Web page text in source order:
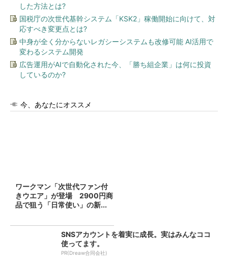
した方法とは?
国税庁の次世代基幹システム「KSK2」稼働開始に向けて、対
応すべき変更点とは?
中身が全く分からないレガシーシステムも改修可能 AI活用で
変わるシステム開発
広告運用がAIで自動化された今、「勝ち組企業」は何に投資
しているのか?
今、あなたにオススメ
ワークマン「次世代ファン付
きウエア」が登場 2900円商
品で狙う「日常使い」の新...
SNSアカウントを着実に成長。実はみんなココ
使ってます。
PR(Dreaw合同会社)